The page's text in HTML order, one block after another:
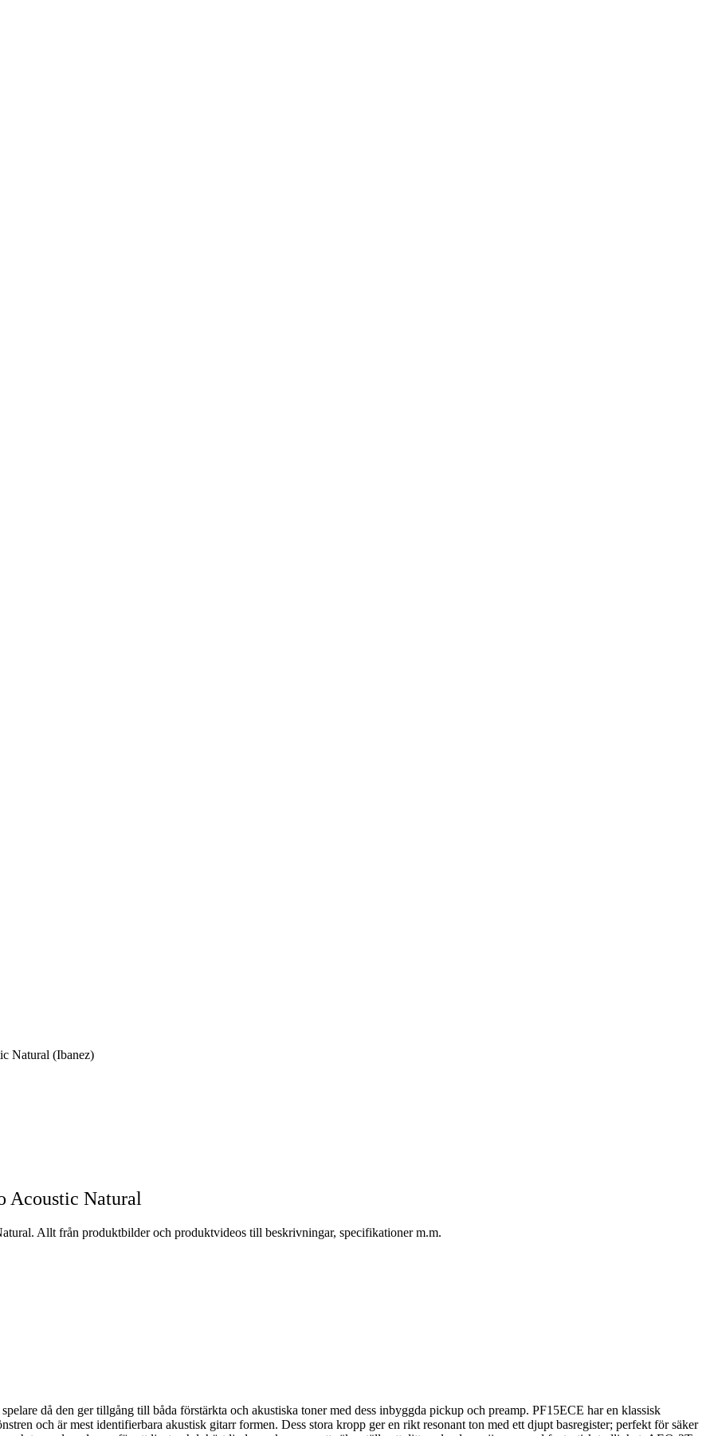
Natural (Ibanez)
Acoustic Natural
Allt från produktbilder och produktvideos till beskrivningar, specifikationer m.m.
då den ger tillgång till båda förstärkta och akustiska toner med dess inbyggda pickup och preamp. PF15ECE har en klassisk
och är mest identifierbara akustisk gitarr formen. Dess stora kropp ger en rikt resonant ton med ett djupt basregister; perfekt för säker